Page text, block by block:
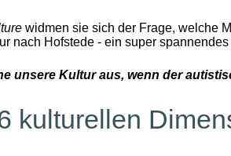
widmen sie sich der Frage, welche
nach Hofstede - ein super
unsere Kultur aus, wenn der
kulturellen